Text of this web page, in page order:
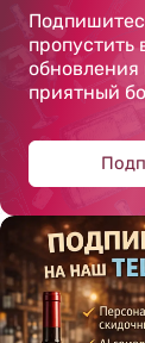
обновления
приятный